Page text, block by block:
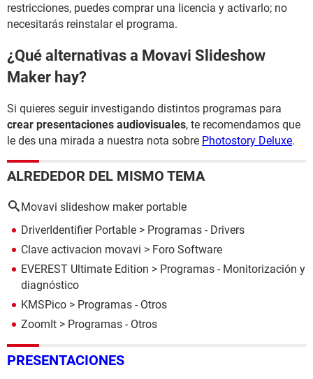
restricciones, puedes comprar una licencia y activarlo; no
necesitarás reinstalar el programa.
¿Qué alternativas a Movavi Slideshow
Maker hay?
Si quieres seguir investigando distintos programas para
crear presentaciones audiovisuales, te recomendamos que
le des una mirada a nuestra nota sobre Photostory Deluxe.
ALREDEDOR DEL MISMO TEMA
Movavi slideshow maker portable
DriverIdentifier Portable > Programas - Drivers
Clave activacion movavi > Foro Software
EVEREST Ultimate Edition > Programas - Monitorización y
diagnóstico
KMSPico > Programas - Otros
ZoomIt > Programas - Otros
PRESENTACIONES